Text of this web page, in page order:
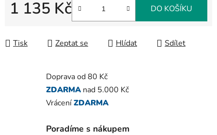
1 135 Kč DO KOŠÍKU
Tisk Zeptat se Hlídat Sdílet
Doprava od 80 Kč
ZDARMA nad 5.000 Kč
VráceníZDARMA
Poradíme s nákupem